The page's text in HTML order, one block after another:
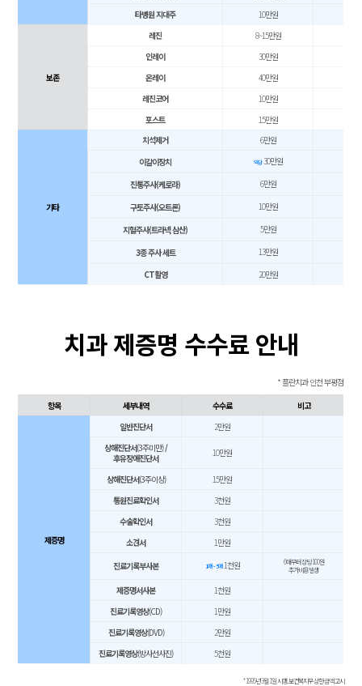
타병원 지대주​​
10만원
보존
레진​
8~15만원
인레이​
30만원
온레이​
40만원
레진코어​​
10만원
포스트
15만원
기타
치석제거​​
6만원
이갈이장치​
악당30만원
진통주사(케로라)
6만원
구토주사(오트론)
10만원
지혈주사(트라넥 삼산)
5만원
3종 주사 세트
13만원
CT촬영
20만원
치과 제증명 수수료 안내
* 플란치과 인천 부평점
항목
세부내역 수수료 비고
제증명
일반진단서​
2만원
상해진단서(3주미만)/
후유장애진단서
10만원
상해진단서(3주이상)
15만원
통원진료확인서
3천원
수술확인서
3천원
소견서
1만원
진료기록부사본
1매 ~ 5매1천원
6매부터 장당 100원
추가비용 발생
제증명서사본
1천원
진료기록영상(CD)
1만원
진료기록영상(DVD)
2만원
진료기록영상(방사선사진) 5천원
* 1995년 3월 1일 시행, 보건복지부 상한 금액 고시